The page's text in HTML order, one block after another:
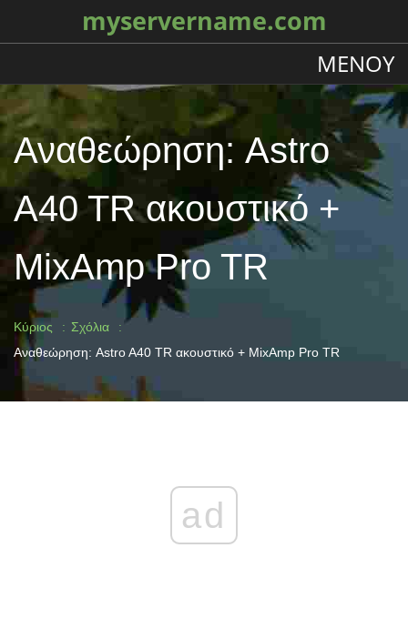
myservername.com
ΜΕΝΟΎ
Αναθεώρηση: Astro
A40 TR ακουστικό +
MixAmp Pro TR
Κύριος
Σχόλια
Αναθεώρηση: Astro A40 TR ακουστικό + MixAmp Pro TR
ad